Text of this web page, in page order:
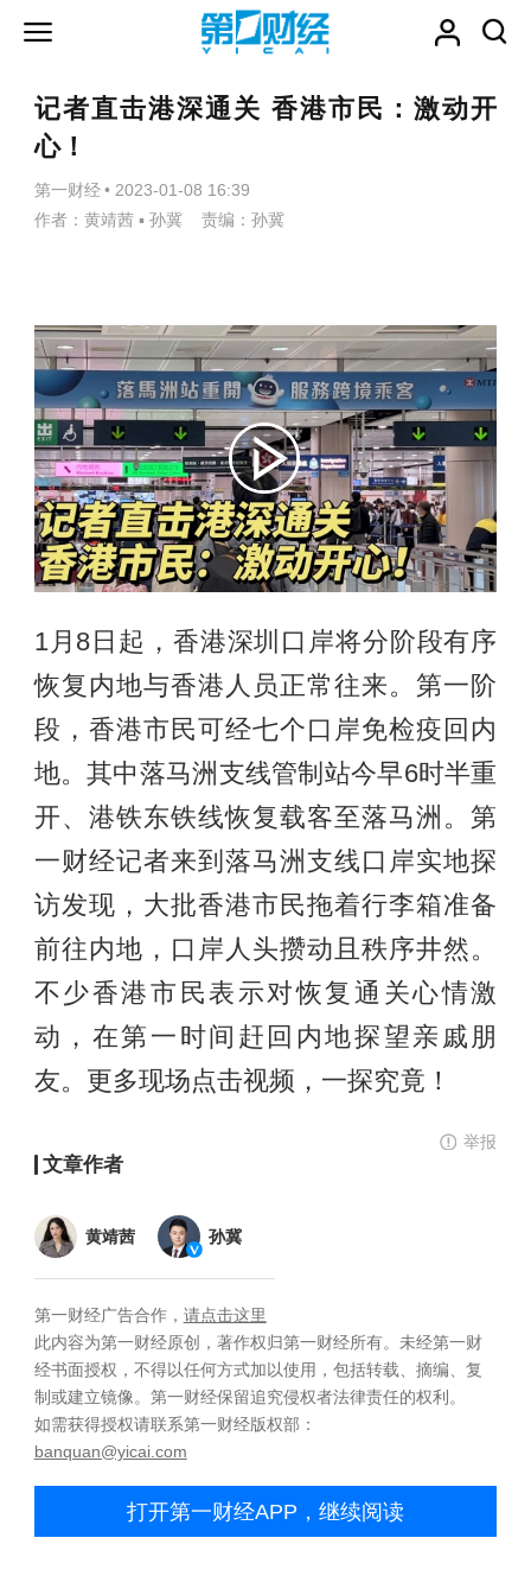
记者直击港深通关 香港市民：激动开
心！
第一财经 • 2023-01-08 16:39
作者：黄靖茜 ▪ 孙冀 责编：孙冀
1月8日起，香港深圳口岸将分阶段有序
恢复内地与香港人员正常往来。第一阶
段，香港市民可经七个口岸免检疫回内
地。其中落马洲支线管制站今早6时半重
开、港铁东铁线恢复载客至落马洲。第
一财经记者来到落马洲支线口岸实地探
访发现，大批香港市民拖着行李箱准备
前往内地，口岸人头攒动且秩序井然。
不少香港市民表示对恢复通关心情激
动，在第一时间赶回内地探望亲戚朋
友。更多现场点击视频，一探究竟！
举报
文章作者
黄靖茜 孙冀
第一财经广告合作， 请点击这里
此内容为第一财经原创，著作权归第一财经所有。未经第一财
经书面授权，不得以任何方式加以使用，包括转载、摘编、复
制或建立镜像。第一财经保留追究侵权者法律责任的权利。
如需获得授权请联系第一财经版权部：
banquan@yicai.com
打开第一财经APP，继续阅读